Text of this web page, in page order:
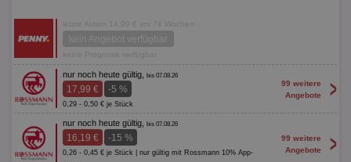
letzte Aktion 14,99 € vor 74 Wochen
kein Angebot verfügbar
keine Prognose verfügbar
nur noch heute gültig, bis 07.08.26
17,99 € -5 %
0,29 - 0,50 € je Stück
99 weitere
Angebote
>
nur noch heute gültig, bis 07.08.26
16,19 € -15 %
0,26 - 0,45 € je Stück | nur gültig mit Rossmann 10% App-
99 weitere
Angebote
>